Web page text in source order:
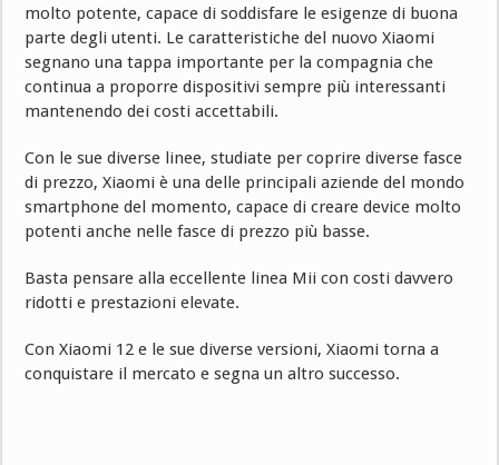
molto potente, capace di soddisfare le esigenze di buona
parte degli utenti. Le caratteristiche del nuovo Xiaomi
segnano una tappa importante per la compagnia che
continua a proporre dispositivi sempre più interessanti
mantenendo dei costi accettabili.
Con le sue diverse linee, studiate per coprire diverse fasce
di prezzo, Xiaomi è una delle principali aziende del mondo
smartphone del momento, capace di creare device molto
potenti anche nelle fasce di prezzo più basse.
Basta pensare alla eccellente linea Mii con costi davvero
ridotti e prestazioni elevate.
Con Xiaomi 12 e le sue diverse versioni, Xiaomi torna a
conquistare il mercato e segna un altro successo.